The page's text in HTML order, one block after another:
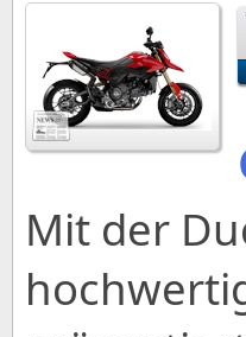
Mit der